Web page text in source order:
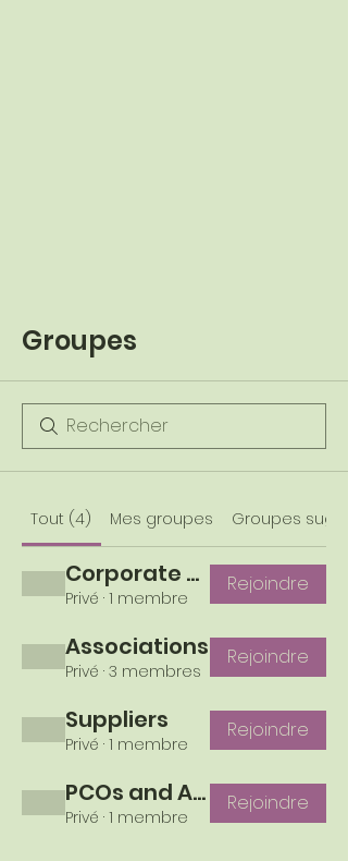
Groupes
Tout (4) Mes groupes Groupes
Corporate planners
Privé · 1 membre
Rejoindre
Associations
Privé · 3 membres
Rejoindre
Suppliers
Privé · 1 membre
Rejoindre
PCOs and Agencies
Privé · 1 membre
Rejoindre